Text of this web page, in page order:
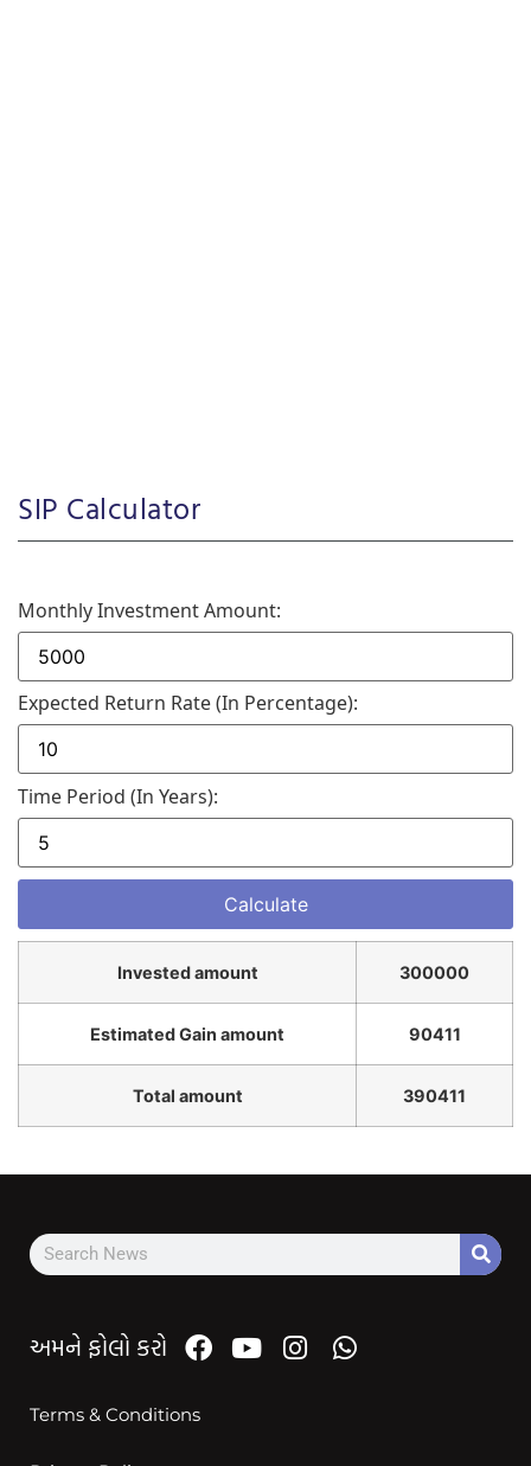
SIP Calculator
Monthly Investment Amount:
Expected Return Rate (in Percentage):
Time Period (in Years):
Invested amount 300000
Estimated Gain amount 90411
Total amount 390411
અમને ફોલો કરો
Terms & Conditions